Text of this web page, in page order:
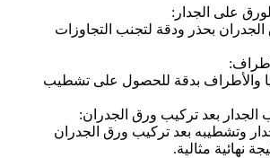
على الجدار:
بحذر ودقة لتجنب التجاوزات
والأطراف بدقة للحصول على تشطيب
بعد تركيب ورق الجدران:
وتشطيبه بعد تركيب ورق الجدران
نهائية مثالية.